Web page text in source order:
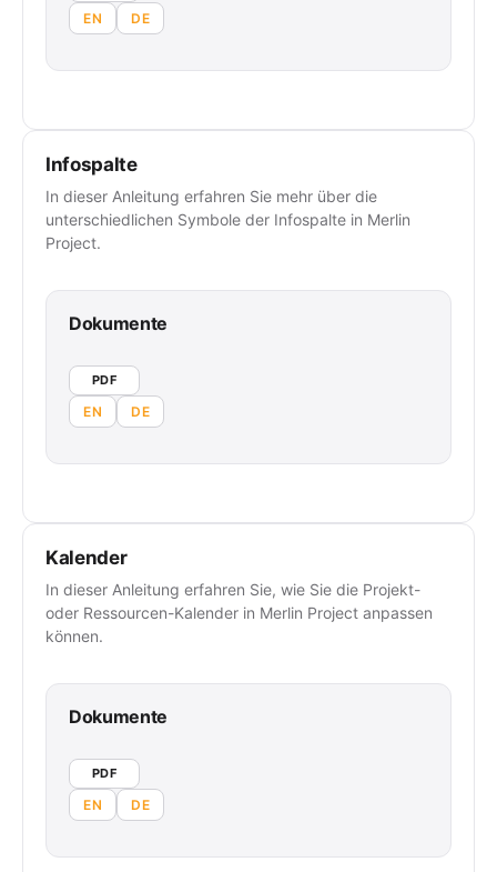
EN DE
Infospalte
In dieser Anleitung erfahren Sie mehr über die
unterschiedlichen Symbole der Infospalte in Merlin
Project.
Dokumente
PDF
EN DE
Kalender
In dieser Anleitung erfahren Sie, wie Sie die Projekt-
oder Ressourcen-Kalender in Merlin Project anpassen
können.
Dokumente
PDF
EN DE